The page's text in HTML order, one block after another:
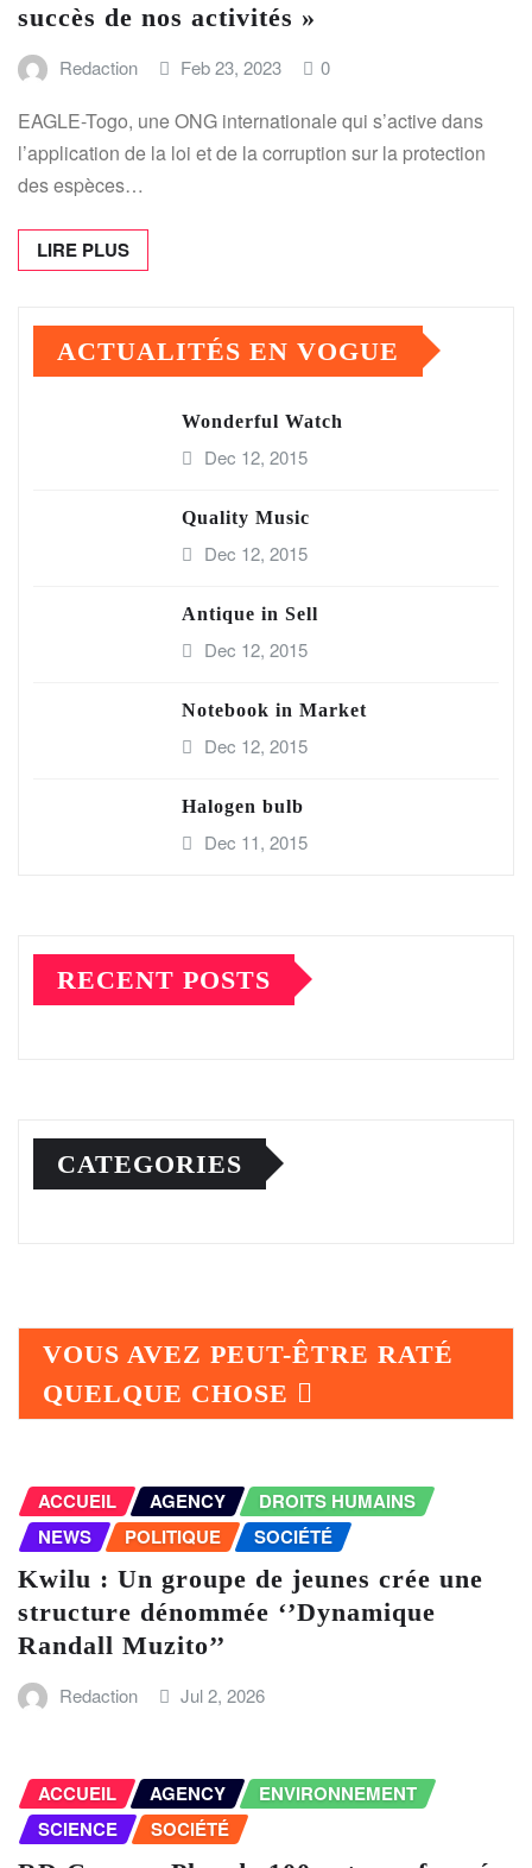
succès de nos activités »
Redaction Feb 23, 2023 0
EAGLE-Togo, une ONG internationale qui s’active dans
l’application de la loi et de la corruption sur la protection
des espèces…
LIRE PLUS
ACTUALITÉS EN VOGUE
Wonderful Watch
Dec 12, 2015
Quality Music
Dec 12, 2015
Antique in Sell
Dec 12, 2015
Notebook in Market
Dec 12, 2015
Halogen bulb
Dec 11, 2015
RECENT POSTS
CATEGORIES
VOUS AVEZ PEUT-ÊTRE RATÉ
QUELQUE CHOSE
ACCUEIL AGENCY
DROITS HUMAINS
NEWS
POLITIQUE SOCIÉTÉ
Kwilu : Un groupe de jeunes crée une
structure dénommée ‘’Dynamique
Randall Muzito’’
Redaction Jul 2, 2026
ACCUEIL AGENCY
ENVIRONNEMENT
SCIENCE
SOCIÉTÉ